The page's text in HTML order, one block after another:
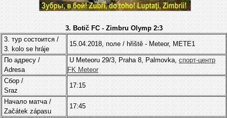
3. Botič FC - Zimbru Olymp 2:3
3. тур состоится /
3. kolo se hráje
15.04.2018, поле / hřiště - Meteor, METE1
По адресу /
Adresa
U Meteoru 29/3, Praha 8, Palmovka, cпорт-центр
FK Meteor
Cбор /
Sraz
17:15
Начало матча /
Začátek zápasu
17:45